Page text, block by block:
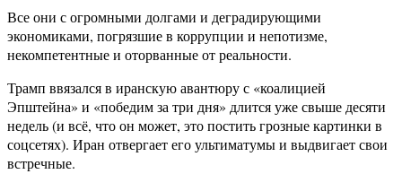
Все они с огромными долгами и деградирующими
экономиками, погрязшие в коррупции и непотизме,
некомпетентные и оторванные от реальности.
Трамп ввязался в иранскую авантюру с «коалицией
Эпштейна» и «победим за три дня» длится уже свыше десяти
недель (и всё, что он может, это постить грозные картинки в
соцсетях). Иран отвергает его ультиматумы и выдвигает свои
встречные.